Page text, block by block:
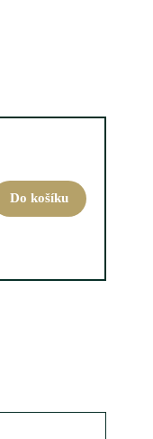
dei Merli 2022 0,75 l
Do košíku